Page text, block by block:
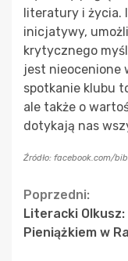
literatury i życia.
inicjatywy,
krytycznego
jest nieocenione
spotkanie klubu
ale także o
dotykają nas
Źródło: facebook.com/
Reading
Poprzedni:
Literacki Olkusz:
Pieniążkiem w